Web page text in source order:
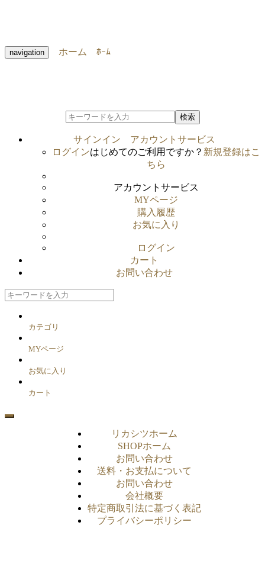
navigation ホーム ﾎｰﾑ
検索
サインイン
アカウントサービス
ログインはじめてのご利用ですか？ 新規登録はこ
ちら
アカウントサービス
MYページ
購入履歴
お気に入り
ログイン
カート
お問い合わせ
カテゴリ
MYページ
お気に入り
カート
リカシツホーム
SHOPホーム
お問い合わせ
送料・お支払について
お問い合わせ
会社概要
特定商取引法に基づく表記
プライバシーポリシー